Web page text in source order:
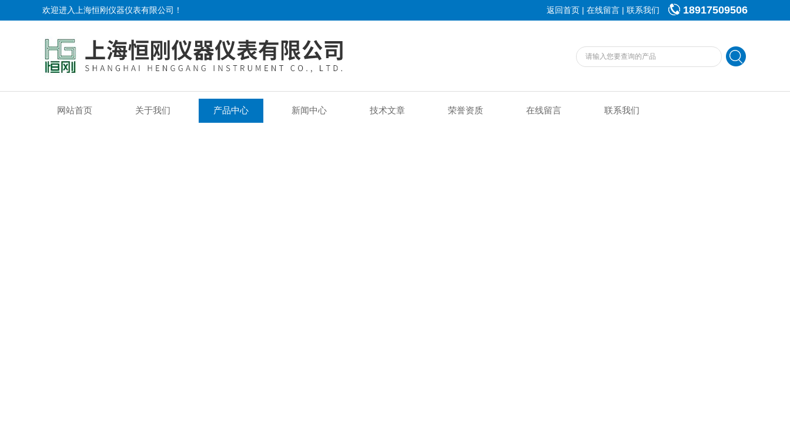
欢迎进入上海恒刚仪器仪表有限公司！ 18917509506
返回首页 | 在线留言 | 联系我们
网站首页 关于我们 产品中心 新闻中心 技术文章 荣誉资质 在线留言 联系我们